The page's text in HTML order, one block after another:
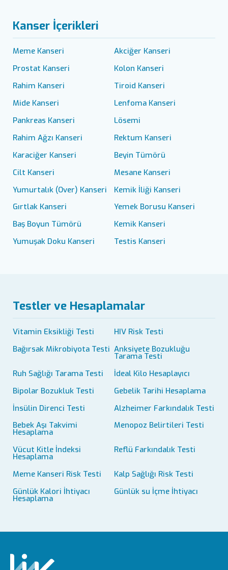
Kanser İçerikleri
Meme Kanseri
Akciğer Kanseri
Prostat Kanseri
Kolon Kanseri
Rahim Kanseri
Tiroid Kanseri
Mide Kanseri
Lenfoma Kanseri
Pankreas Kanseri
Lösemi
Rahim Ağzı Kanseri
Rektum Kanseri
Karaciğer Kanseri
Beyin Tümörü
Cilt Kanseri
Mesane Kanseri
Yumurtalık (Over) Kanseri
Kemik İliği Kanseri
Gırtlak Kanseri
Yemek Borusu Kanseri
Baş Boyun Tümörü
Kemik Kanseri
Yumuşak Doku Kanseri
Testis Kanseri
Testler ve Hesaplamalar
Vitamin Eksikliği Testi
HIV Risk Testi
Bağırsak Mikrobiyota Testi Anksiyete Bozukluğu
Tarama Testi
Ruh Sağlığı Tarama Testi
İdeal Kilo Hesaplayıcı
Bipolar Bozukluk Testi
Gebelik Tarihi Hesaplama
İnsülin Direnci Testi
Alzheimer Farkındalık Testi
Bebek Aşı Takvimi
Hesaplama
Menopoz Belirtileri Testi
Vücut Kitle İndeksi
Hesaplama
Reflü Farkındalık Testi
Meme Kanseri Risk Testi
Kalp Sağlığı Risk Testi
Günlük Kalori İhtiyacı
Hesaplama
Günlük su İçme İhtiyacı